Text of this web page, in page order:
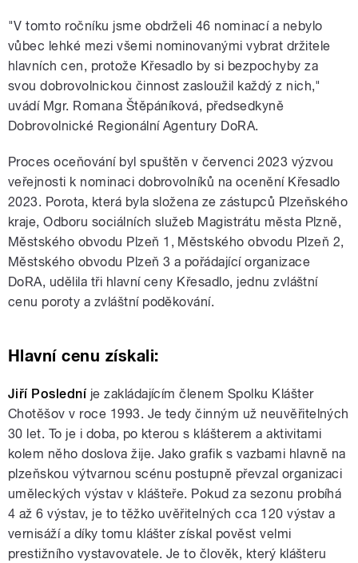
"V tomto ročníku jsme obdrželi 46 nominací a nebylo
vůbec lehké mezi všemi nominovanými vybrat držitele
hlavních cen, protože Křesadlo by si bezpochyby za
svou dobrovolnickou činnost zasloužil každý z nich,"
uvádí Mgr. Romana Štěpáníková, předsedkyně
Dobrovolnické Regionální Agentury DoRA.
Proces oceňování byl spuštěn v červenci 2023 výzvou
veřejnosti k nominaci dobrovolníků na ocenění Křesadlo
2023. Porota, která byla složena ze zástupců Plzeňského
kraje, Odboru sociálních služeb Magistrátu města Plzně,
Městského obvodu Plzeň 1, Městského obvodu Plzeň 2,
Městského obvodu Plzeň 3 a pořádající organizace
DoRA, udělila tři hlavní ceny Křesadlo, jednu zvláštní
cenu poroty a zvláštní poděkování.
Hlavní cenu získali:
Jiří Posledníje zakládajícím členem Spolku Klášter
Chotěšov v roce 1993. Je tedy činným už neuvěřitelných
30 let. To je i doba, po kterou s klášterem a aktivitami
kolem něho doslova žije. Jako grafik s vazbami hlavně na
plzeňskou výtvarnou scénu postupně převzal organizaci
uměleckých výstav v klášteře. Pokud za sezonu probíhá
4 až 6 výstav, je to těžko uvěřitelných cca 120 výstav a
vernisáží a díky tomu klášter získal pověst velmi
prestižního vystavovatele. Je to člověk, který klášteru